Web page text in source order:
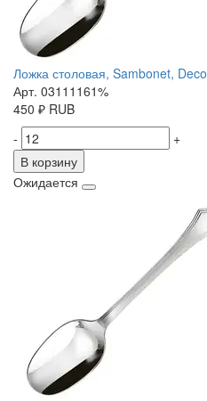
Ложка столовая, Sambonet, Deco
Арт. 03111161%
450 ₽ RUB
-
+
В корзину
Ожидается